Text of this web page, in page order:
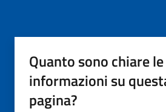
Quanto sono chiare le
informazioni su
pagina?